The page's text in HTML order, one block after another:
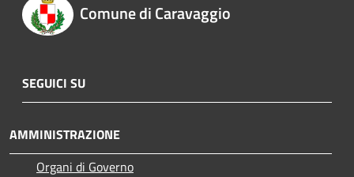
Comune di Caravaggio
SEGUICI SU
AMMINISTRAZIONE
Organi di Governo